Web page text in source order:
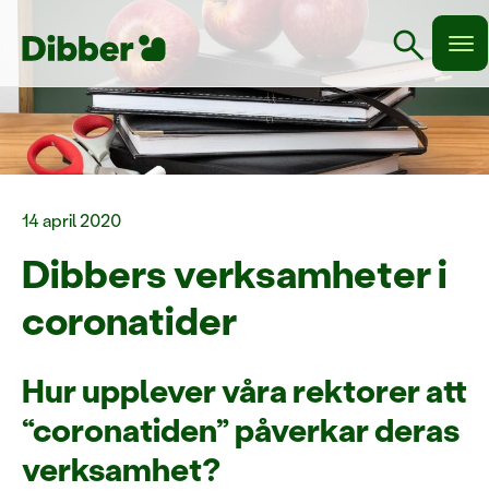
search
14 april 2020
Dibbers verksamheter i
coronatider
Hur upplever våra rektorer att
“coronatiden” påverkar deras
verksamhet?